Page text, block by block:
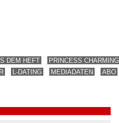
DEM HEFT
PRINCESS CHARMING
L-DATING MEDIADATEN ABO